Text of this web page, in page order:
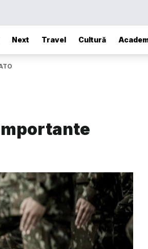
Next Travel Cultură